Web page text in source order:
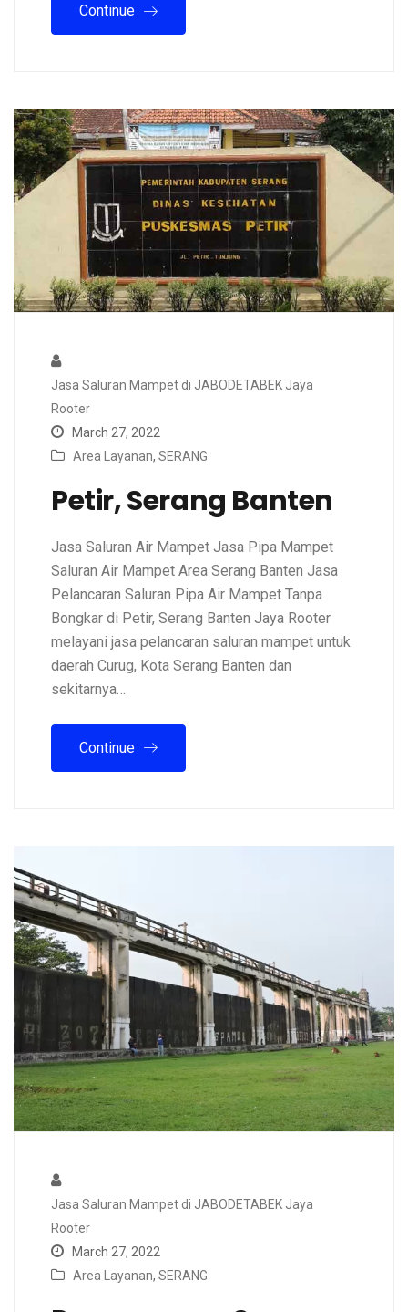
Continue
Jasa Saluran Mampet di JABODETABEK Jaya
Rooter
March 27, 2022
Area Layanan, SERANG
Petir, Serang Banten
Jasa Saluran Air Mampet Jasa Pipa Mampet
Saluran Air Mampet Area Serang Banten Jasa
Pelancaran Saluran Pipa Air Mampet Tanpa
Bongkar di Petir, Serang Banten Jaya Rooter
melayani jasa pelancaran saluran mampet untuk
daerah Curug, Kota Serang Banten dan
sekitarnya…
Continue
Jasa Saluran Mampet di JABODETABEK Jaya
Rooter
March 27, 2022
Area Layanan, SERANG